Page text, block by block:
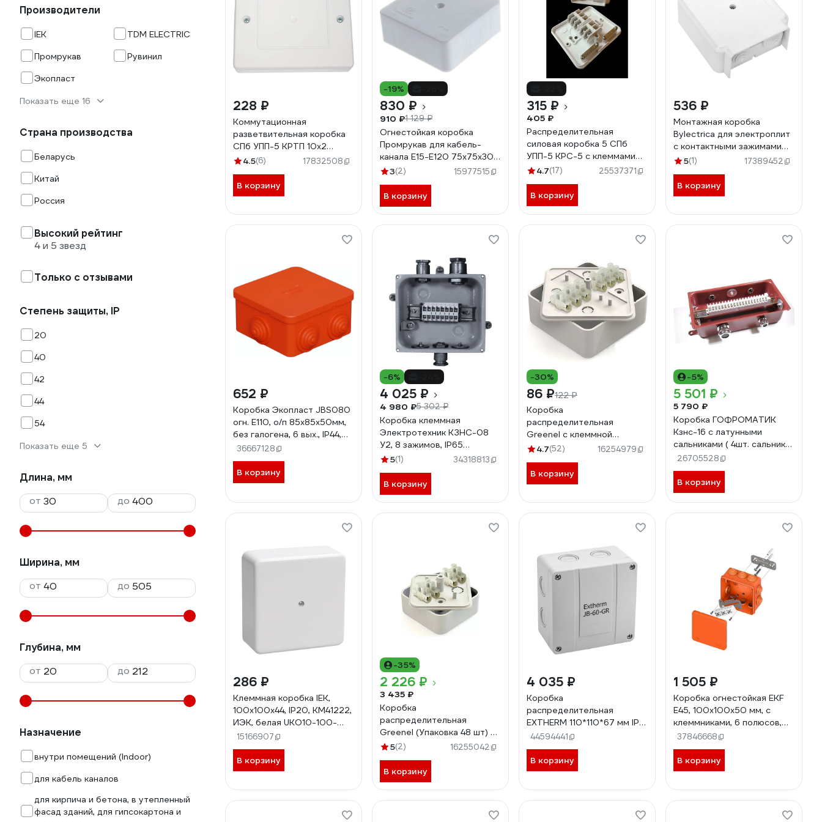
Производители
IEK
TDM ELECTRIC
Промрукав
Рувинил
Экопласт
Показать еще 16
Страна производства
Беларусь
Китай
Россия
Высокий рейтинг
4 и 5 звезд
Только с отзывами
Степень защиты, IP
20
40
42
44
54
Показать еще 5
Длина, мм
от
до
Ширина, мм
от
до
Глубина, мм
от
до
Назначение
внутри помещений (Indoor)
для кабель каналов
для кирпича и бетона, в утепленный
фасад зданий, для гипсокартона и
228 ₽
Коммутационная
разветвительная коробка
СПб УПП-5 КРТП 10х2
99926422
4.5(6) 17832508
В корзину
-19%
830 ₽
910 ₽1 129 ₽
Огнестойкая коробка
Промрукав для кабель-
канала Е15-Е120 75х75х30
40-0450-FR1.5-4
3(2) 15977515
В корзину
315 ₽
405 ₽
Распределительная
силовая коробка 5 СПб
УПП-5 КРС-5 с клеммами
99927554
4.7(17) 25537371
В корзину
536 ₽
Монтажная коробка
Bylectrica для электроплит
с контактными зажимами
440В IP44, КМ-278
5(1) 17389452
В корзину
652 ₽
Коробка Экопласт JBS080
огн. E110, о/п 85x85x50мм,
без галогена, 6 вых., IP44,
3P, (0,15-2,5 мм²), цвет
оранж. 43001HF
36667128
В корзину
-6%
4 025 ₽
4 980 ₽5 302 ₽
Коробка клеммная
Электротехник КЗНС-08
У2, 8 зажимов, IP65
(металлические вводы),
5(1) 34318813
В корзину
-30%
86 ₽122 ₽
Коробка
распределительная
Greenel с клеммной
колодкой 75х75х28мм,
4.7(52) 16254979
В корзину
-5%
5 501 ₽
5 790 ₽
Коробка ГОФРОМАТИК
Кзнс-16 с латунными
сальниками ( 4шт. сальника)
zeta30316
26705528
В корзину
286 ₽
Клеммная коробка IEK,
100x100x44, IP20, КМ41222,
ИЭК, белая UKO10-100-
100-044-K01
15166907
В корзину
-35%
2 226 ₽
3 435 ₽
Коробка
распределительная
Greenel (Упаковка 48 шт) с
клеммной колодкой
GE41206-01
5(2) 16255042
В корзину
4 035 ₽
Коробка
распределительная
EXTHERM 110*110*67 мм IP
66, серая, в комплекте с
клеммным рядом 5х6 мм²,
41А, JB-60-GR Extherm JB-
60-GR
44594441
В корзину
1 505 ₽
Коробка огнестойкая EKF
E45, 100x100x50 мм, с
клеммниками, 6 полюсов,
0.5-10 мм2, IP55 HF plc-
kmfr-100-610
37846668
В корзину